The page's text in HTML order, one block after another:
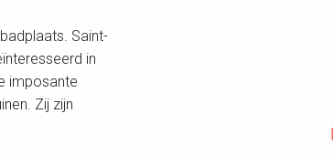
Saint-
in
imposante
Zij zijn